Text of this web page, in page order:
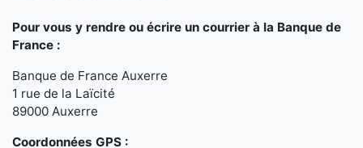
Pour vous y rendre ou écrire un courrier à la Banque de
France :
Banque de France Auxerre
1 rue de la Laïcité
89000 Auxerre
Coordonnées GPS :